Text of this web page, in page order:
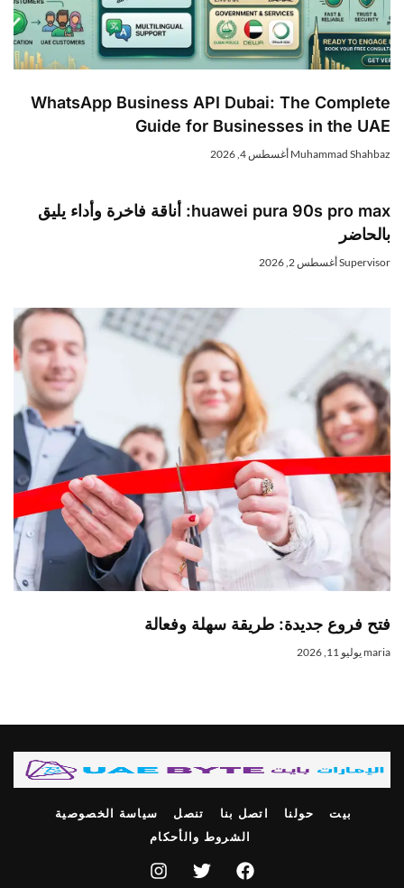
WhatsApp Business API Dubai: The Complete
Guide for Businesses in the UAE
Muhammad Shahbazأغسطس 4, 2026
huawei pura 90s pro max: أناقة فاخرة وأداء يليق
بالحاضر
Supervisorأغسطس 2, 2026
فتح فروع جديدة: طريقة سهلة وفعالة
mariaيوليو 11, 2026
بيت حولنا اتصل بنا تنصل
سياسة الخصوصية
الشروط والأحكام